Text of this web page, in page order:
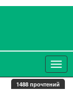
1488 прочтений